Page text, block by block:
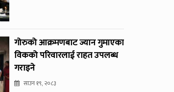
गोरुको आक्रमणबाट ज्यान गुमाएका
विकको परिवारलाई राहत उपलब्ध
गराइने
साउन १९, २०८३